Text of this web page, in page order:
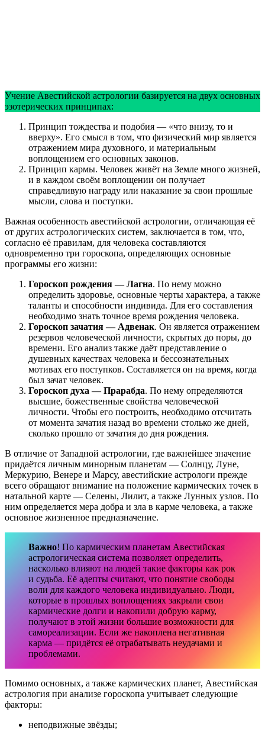
Учение Авестийской астрологии базируется на двух основных
эзотерических принципах:
Принцип тождества и подобия — «что внизу, то и
вверху». Его смысл в том, что физический мир является
отражением мира духовного, и материальным
воплощением его основных законов.
Принцип кармы. Человек живёт на Земле много жизней,
и в каждом своём воплощении он получает
справедливую награду или наказание за свои прошлые
мысли, слова и поступки.
Важная особенность авестийской астрологии, отличающая её
от других астрологических систем, заключается в том, что,
согласно её правилам, для человека составляются
одновременно три гороскопа, определяющих основные
программы его жизни:
Гороскоп рождения — Лагна. По нему можно
определить здоровье, основные черты характера, а также
таланты и способности индивида. Для его составления
необходимо знать точное время рождения человека.
Гороскоп зачатия — Адвенак. Он является отражением
резервов человеческой личности, скрытых до поры, до
времени. Его анализ также даёт представление о
душевных качествах человека и бессознательных
мотивах его поступков. Составляется он на время, когда
был зачат человек.
Гороскоп духа — Прарабда. По нему определяются
высшие, божественные свойства человеческой
личности. Чтобы его построить, необходимо отсчитать
от момента зачатия назад во времени столько же дней,
сколько прошло от зачатия до дня рождения.
В отличие от Западной астрологии, где важнейшее значение
придаётся личным минорным планетам — Солнцу, Луне,
Меркурию, Венере и Марсу, авестийские астрологи прежде
всего обращают внимание на положение кармических точек в
натальной карте — Селены, Лилит, а также Лунных узлов. По
ним определяется мера добра и зла в карме человека, а также
основное жизненное предназначение.
Важно! По кармическим планетам Авестийская
астрологическая система позволяет определить,
насколько влияют на людей такие факторы как рок
и судьба. Её адепты считают, что понятие свободы
воли для каждого человека индивидуально. Люди,
которые в прошлых воплощениях закрыли свои
кармические долги и накопили добрую карму,
получают в этой жизни большие возможности для
самореализации. Если же накоплена негативная
карма — придётся её отрабатывать неудачами и
проблемами.
Помимо основных, а также кармических планет, Авестийская
астрология при анализе гороскопа учитывает следующие
факторы:
неподвижные звёзды;